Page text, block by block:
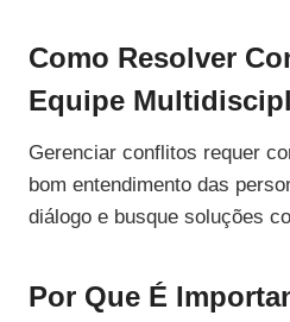
Como Resolver
Equipe
Gerenciar conflitos requer
bom entendimento das
diálogo e busque soluções
Por Que É